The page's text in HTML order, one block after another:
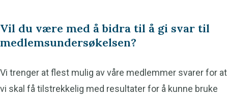
Vil du være med å bidra til å gi svar til
medlemsundersøkelsen?
Vi trenger at flest mulig av våre medlemmer svarer for at
vi skal få tilstrekkelig med resultater for å kunne bruke